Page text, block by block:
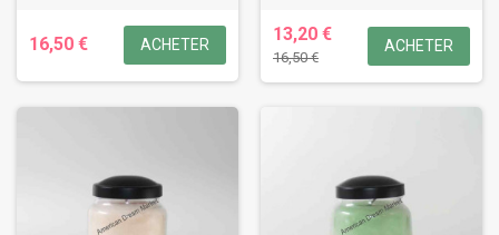
16,50 € ACHETER 13,20 €
16,50 €
ACHETER